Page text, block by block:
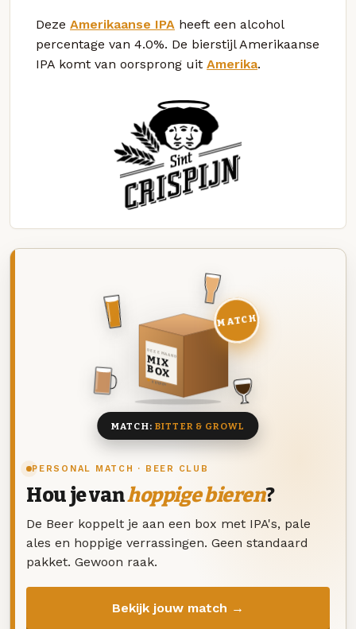
Deze Amerikaanse IPA heeft een alcohol
percentage van 4.0%. De bierstijl Amerikaanse
IPA komt van oorsprong uit Amerika.
PERSONAL MATCH · BEER CLUB
Hou je vanhoppige bieren?
De Beer koppelt je aan een box met IPA's, pale
ales en hoppige verrassingen. Geen standaard
pakket. Gewoon raak.
Bekijk jouw match →
DEZE MAAND
MIX
BOX
8 BIEREN
MATCH
MATCH: BITTER & GROWL